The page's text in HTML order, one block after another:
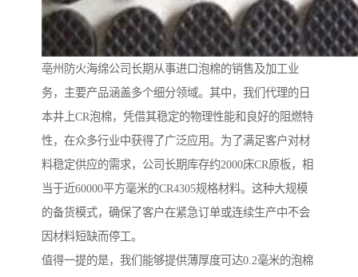
亳州防火海绵公司长期从事进口泡棉的销售及加工业
务，主要产品涵盖多个细分领域。其中，我们代理的日
本井上CR泡棉，凭借其稳定的物理性能和良好的阻燃特
性，在众多行业中获得了广泛应用。为了满足客户对材
料稳定供应的需求，公司长期库存约2000床CR原板，相
当于近60000平方毫米的CR4305规格材料。这种大规模
的备货模式，确保了客户在紧急订单或连续生产中不会
因材料短缺而停工。
值得一提的是，我们能够提供薄厚度可达0.2毫米的泡棉